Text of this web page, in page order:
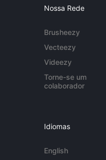
Nossa Rede
Brusheezy
Vecteezy
Videezy
Torne-se um
colaborador
Idiomas
English